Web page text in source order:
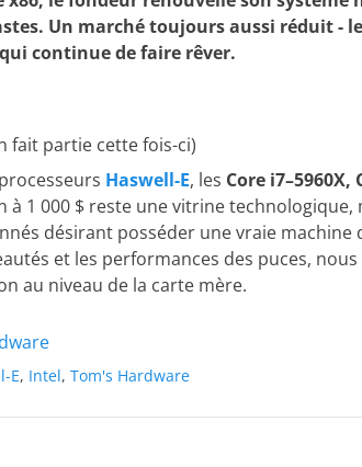
Un marché toujours aussi réduit - le
continue de faire rêver.
fait partie cette fois-ci)
Haswell-E, les Core i7–5960X,
à 1 000 $ reste une vitrine technologique,
désirant posséder une vraie machine
et les performances des puces, nous
au niveau de la carte mère.
E, Intel, Tom's Hardware